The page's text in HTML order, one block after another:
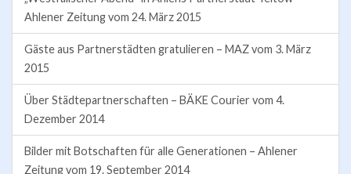
Ahlener Zeitung vom 24. März 2015
Gäste aus Partnerstädten gratulieren – MAZ vom 3. März
2015
Über Städtepartnerschaften – BÄKE Courier vom 4.
Dezember 2014
Bilder mit Botschaften für alle Generationen – Ahlener
Zeitung vom 19. September 2014